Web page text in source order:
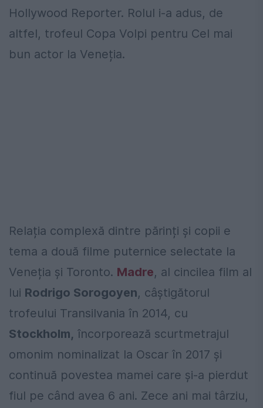
Hollywood Reporter. Rolul i-a adus, de
altfel, trofeul Copa Volpi pentru Cel mai
bun actor la Veneția.
Relația complexă dintre părinți și copii e
tema a două filme puternice selectate la
Veneția și Toronto. Madre, al cincilea film al
lui Rodrigo Sorogoyen, câștigătorul
trofeului Transilvania în 2014, cu
Stockholm, încorporează scurtmetrajul
omonim nominalizat la Oscar în 2017 și
continuă povestea mamei care și-a pierdut
fiul pe când avea 6 ani. Zece ani mai târziu,